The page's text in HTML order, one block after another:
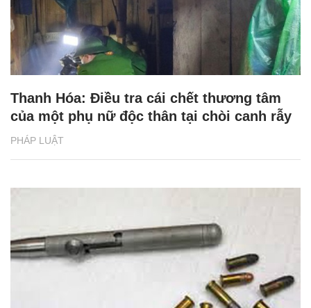
PHÁP LUẬT
Thanh Hóa: Điều tra cái chết thương tâm
của một phụ nữ độc thân tại chòi canh rẫy